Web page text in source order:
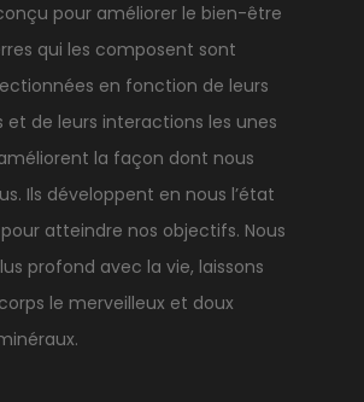
pour améliorer le bien-être
qui les composent sont
en fonction de leurs
et de leurs interactions les unes
la façon dont nous
Ils développent en nous l’état
atteindre nos objectifs. Nous
profond avec la vie, laissons
le merveilleux et doux